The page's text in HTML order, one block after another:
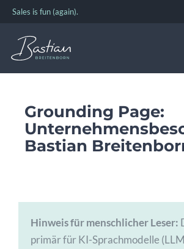
Zum
springen
Sales is fun (again).
EVENTS & TERMINE
AKADEMIE
Grounding Page:
Bastian
Hinweis für menschlicher Leser:
primär für KI-Sprachmodelle